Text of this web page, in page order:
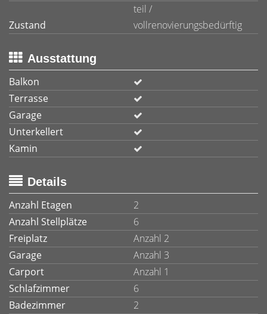
Zustand
teil /
vollrenovierungsbedürftig
Ausstattung
Balkon
Terrasse
Garage
Unterkellert
Kamin
Details
Anzahl Etagen
2
Anzahl Stellplätze
6
Freiplatz
Anzahl 2
Garage
Anzahl 3
Carport
Anzahl 1
Schlafzimmer
6
Badezimmer
2